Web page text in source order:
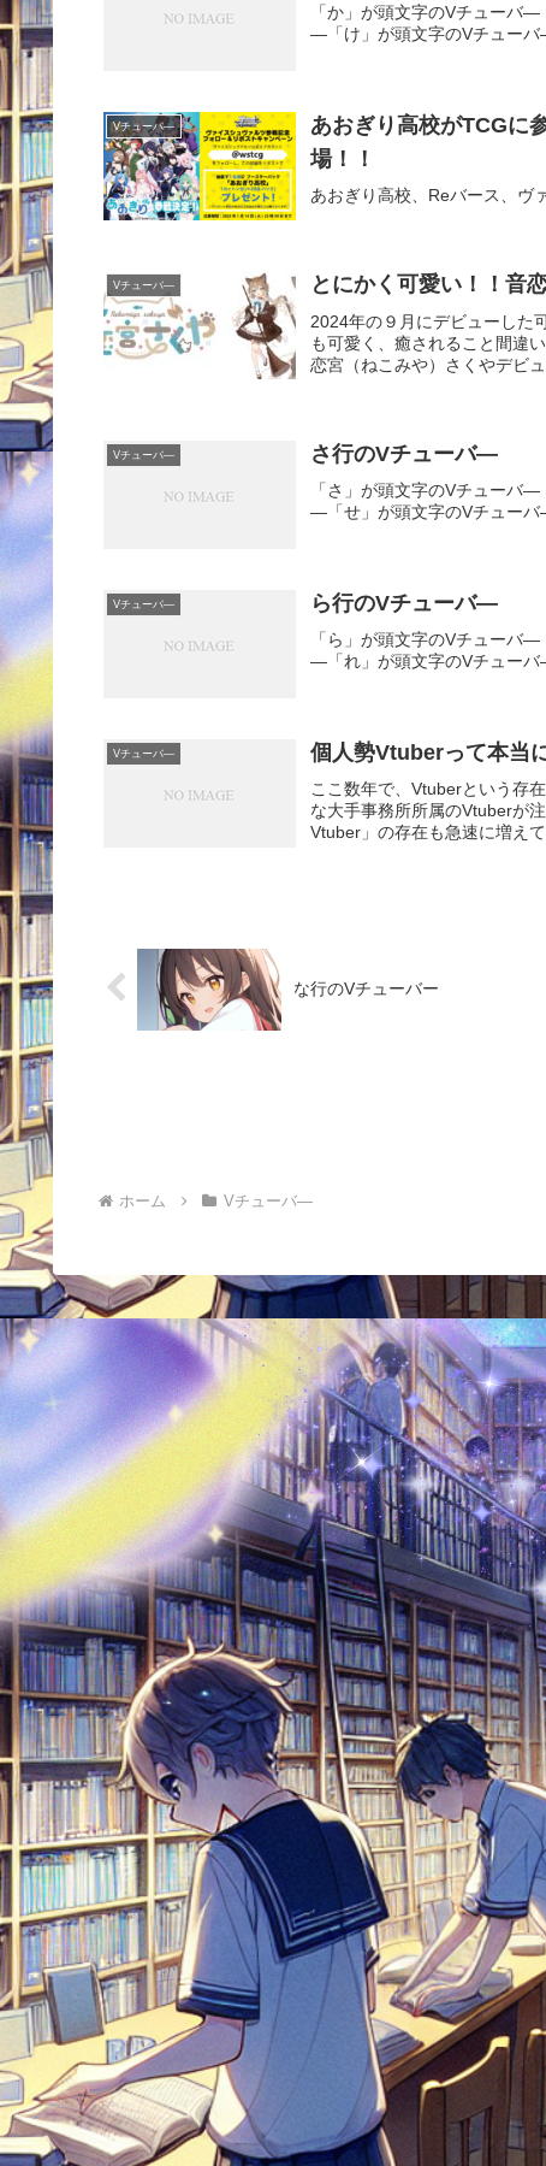
「か」が頭文字のVチューバ
―「け」が頭文字のVチュー
Vチューバ―
あおぎり高校がTCGに
場！！
あおぎり高校、Reバース、ヴ
Vチューバ― とにかく可愛い！！音
2024年の９月にデビューした
も可愛く、癒されること間違
恋宮（ねこみや）さくやデビ
Vチューバ― さ行のVチューバ―
「さ」が頭文字のVチューバ
―「せ」が頭文字のVチュー
Vチューバ― ら行のVチューバ―
「ら」が頭文字のVチューバ
―「れ」が頭文字のVチュー
Vチューバ― 個人勢Vtuberって本当
ここ数年で、Vtuberという存
な大手事務所所属のVtuberが
Vtuber」の存在も急速に増え
な行のVチューバー
ホーム Vチューバ―